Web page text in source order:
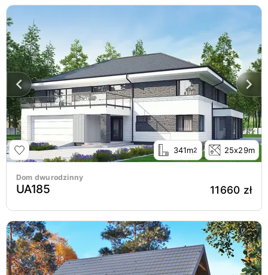
341m2 25x29m
Dom dwurodzinny
UA185 11660 zł